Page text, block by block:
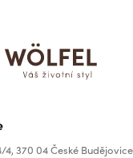
4, 370 04 České